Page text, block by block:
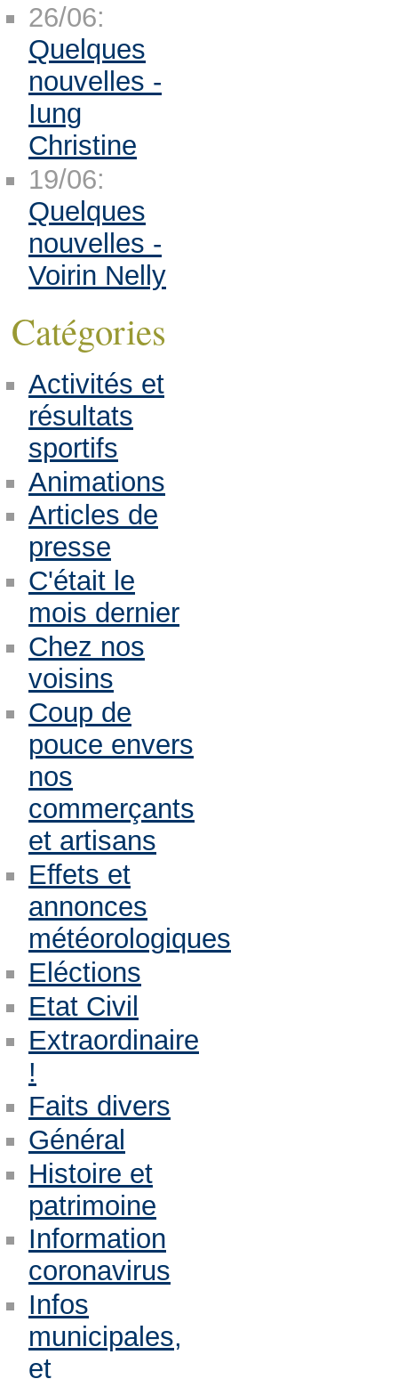
26/06:
Quelques
nouvelles -
Iung
Christine
19/06:
Quelques
nouvelles -
Voirin Nelly
Catégories
Activités et
résultats
sportifs
Animations
Articles de
presse
C'était le
mois dernier
Chez nos
voisins
Coup de
pouce envers
nos
commerçants
et artisans
Effets et
annonces
météorologiques
Eléctions
Etat Civil
Extraordinaire
!
Faits divers
Général
Histoire et
patrimoine
Information
coronavirus
Infos
municipales,
et